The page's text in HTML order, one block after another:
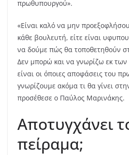
πρωθυπουργού».
«Είναι καλό να μην
κάθε βουλευτή, είτε είναι
να δούμε πώς θα τοποθετηθούν
Δεν μπορώ και να γνωρίζω εκ
είναι οι όποιες αποφάσεις του
γνωρίζουμε ακόμα τι θα γίνει
προσέθεσε ο Παύλος Μαρινάκης.
Αποτυγχάνει
πείραμα;